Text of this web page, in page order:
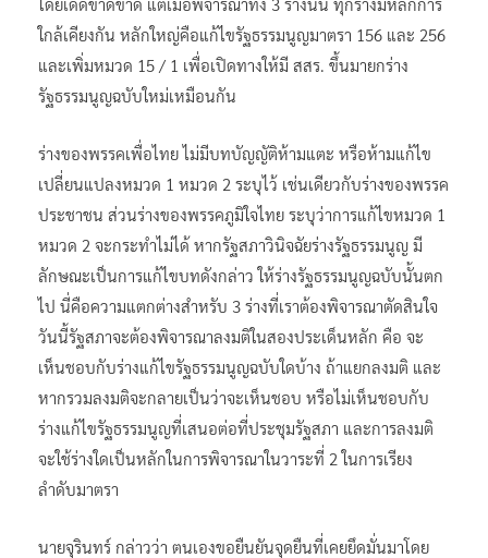
ใกล้เคียงกัน หลักใหญ่คือแก้ไขรัฐธรรมนูญมาตรา 156 และ 256
และเพิ่มหมวด 15 / 1 เพื่อเปิดทางให้มี สสร. ขึ้นมายกร่าง
รัฐธรรมนูญฉบับใหม่เหมือนกัน
ร่างของพรรคเพื่อไทย ไม่มีบทบัญญัติห้ามแตะ หรือห้ามแก้ไข
เปลี่ยนแปลงหมวด 1 หมวด 2 ระบุไว้ เช่นเดียวกับร่างของพรรค
ประชาชน ส่วนร่างของพรรคภูมิใจไทย ระบุว่าการแก้ไขหมวด 1
หมวด 2 จะกระทำไม่ได้ หากรัฐสภาวินิจฉัยร่างรัฐธรรมนูญ มี
ลักษณะเป็นการแก้ไขบทดังกล่าว ให้ร่างรัฐธรรมนูญฉบับนั้นตก
ไป นี่คือความแตกต่างสำหรับ 3 ร่างที่เราต้องพิจารณาตัดสินใจ
วันนี้รัฐสภาจะต้องพิจารณาลงมติในสองประเด็นหลัก คือ จะ
เห็นชอบกับร่างแก้ไขรัฐธรรมนูญฉบับใดบ้าง ถ้าแยกลงมติ และ
หากรวมลงมติจะกลายเป็นว่าจะเห็นชอบ หรือไม่เห็นชอบกับ
ร่างแก้ไขรัฐธรรมนูญที่เสนอต่อที่ประชุมรัฐสภา และการลงมติ
จะใช้ร่างใดเป็นหลักในการพิจารณาในวาระที่ 2 ในการเรียง
ลำดับมาตรา
นายจุรินทร์ กล่าวว่า ตนเองขอยืนยันจุดยืนที่เคยยึดมั่นมาโดย